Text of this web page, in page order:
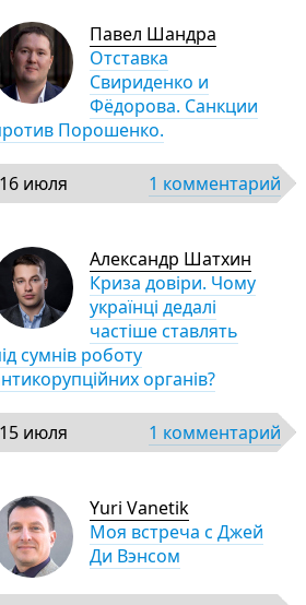
Павел Шандра
Отставка
Свириденко и
Фёдорова. Санкции
Порошенко.
16 июля 1 комментарий
Александр Шатхин
Криза довіри. Чому
українці дедалі
частіше ставлять
сумнів роботу
органів?
15 июля 1 комментарий
Yuri Vanetik
Моя встреча с Джей
Ди Вэнсом